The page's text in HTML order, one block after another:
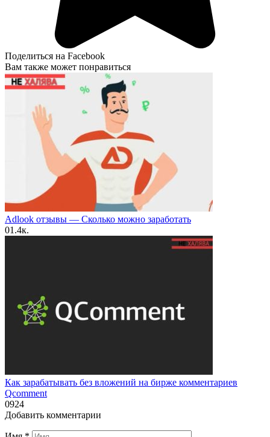
Поделиться на Facebook
Вам также может понравиться
Adlook отзывы — Сколько можно заработать
01.4к.
Как зарабатывать без вложений на бирже комментариев
Qcomment
0924
Добавить комментарии